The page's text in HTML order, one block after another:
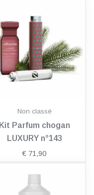
Non classé
Kit Parfum chogan
LUXURY n°143
€ 71,90